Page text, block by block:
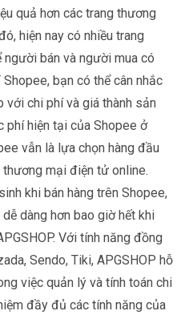
quả hơn các trang thương
hiện nay có nhiều trang
bán và người mua có
bạn có thể cân nhắc
với chi phí và giá thành sản
phí hiện tại của Shopee ở
vẫn là lựa chọn hàng đầu
thương mại điện tử online.
khi bán hàng trên Shopee,
dàng hơn bao giờ hết khi
Với tính năng đồng
Sendo, Tiki, APGSHOP hỗ
việc quản lý và tính toán chi
đầy đủ các tính năng của